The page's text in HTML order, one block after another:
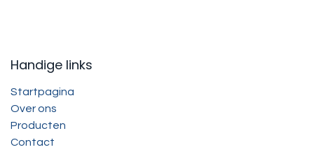
Handige links
Startpagina
Over ons
Producten
Contact